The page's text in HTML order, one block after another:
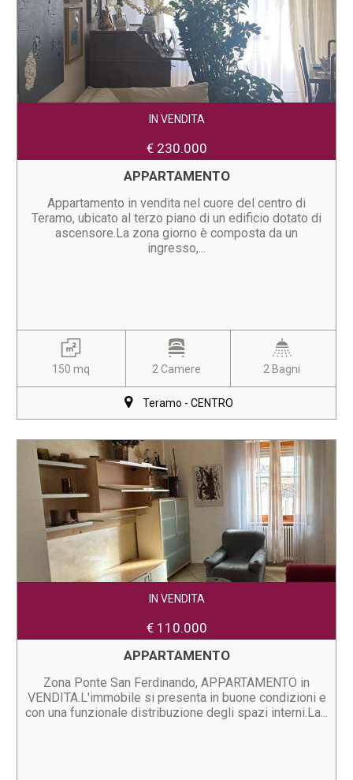
IN VENDITA
€ 230.000
APPARTAMENTO
Appartamento in vendita nel cuore del centro di
Teramo, ubicato al terzo piano di un edificio dotato di
ascensore.La zona giorno è composta da un
ingresso,...
150 mq 2 Camere 2 Bagni
Teramo - CENTRO
IN VENDITA
€ 110.000
APPARTAMENTO
Zona Ponte San Ferdinando, APPARTAMENTO in
VENDITA.L'immobile si presenta in buone condizioni e
con una funzionale distribuzione degli spazi interni.La...